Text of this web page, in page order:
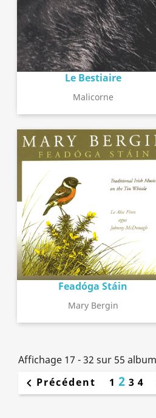
Le Bestiaire
Malicorne
Feadóga Stáin
Mary Bergin
Affichage 17 - 32 sur 55
 Précédent 1 2 3 4